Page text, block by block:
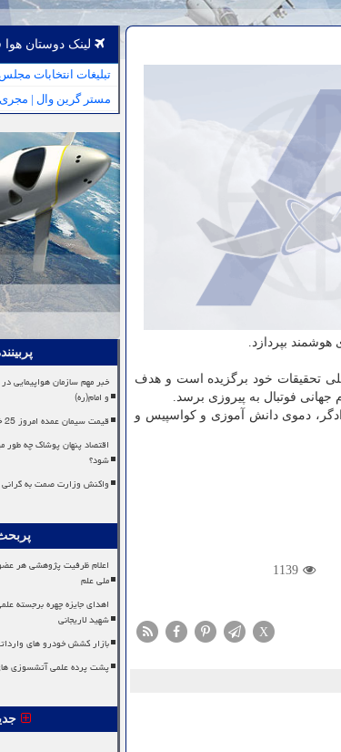
بپردازد.
تحقیقات خود برگزیده است و هدف
فوتبالیست، امدادگر، دموی دانش آموزی و کواسپیس و
1139
X
لینک دوستان هوا
تبلیغات انتخابات مجلس
مستر گرین وال | مجری
خبر مهم سازمان هواپیمایی در
و امام(ره)
قیمت سیمان عمده امروز 25 خرداد 1405
اقتصاد پنهان پوشاک چه طور
شود؟
واکنش وزارت صمت به
اعلام ظرفیت پژوهشی هر
ملی علم
اهدای جایزه چهره برجسته
شهید لاریجانی
بازار کشش خودرو های وارداتی ۵ تا ۱۰ میلیارد تومانی را
پشت پرده علمی آتشسوزی